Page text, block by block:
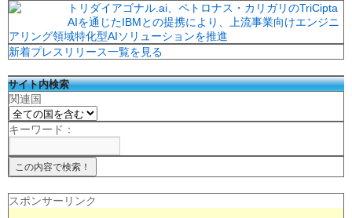
トリダイアゴナル.ai、ペトロナス・カリガリのTriCipta
AIを通じたIBMとの提携により、上流事業向けエンジニ
アリング領域特化型AIソリューションを推進
新着プレスリリース一覧を見る
サイト内検索
関連国
キーワード：
スポンサーリンク